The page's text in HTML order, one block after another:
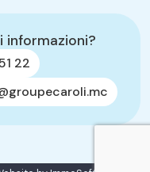
informazioni?
22